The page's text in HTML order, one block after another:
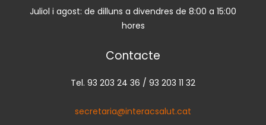
Juliol i agost: de dilluns a divendres de 8:00 a 15:00
hores
Contacte
Tel. 93 203 24 36 / 93 203 11 32
secretaria@interacsalut.cat